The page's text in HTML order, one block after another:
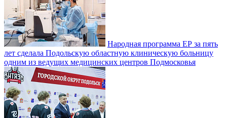
Народная программа ЕР за пять
лет сделала Подольскую областную клиническую больницу
одним из ведущих медицинских центров Подмосковья